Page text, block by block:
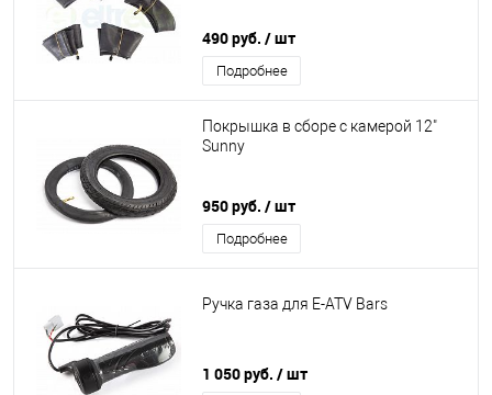
490 руб. / шт
Подробнее
Покрышка в сборе с камерой 12"
Sunny
950 руб. / шт
Подробнее
Ручка газа для E-ATV Bars
1 050 руб. / шт